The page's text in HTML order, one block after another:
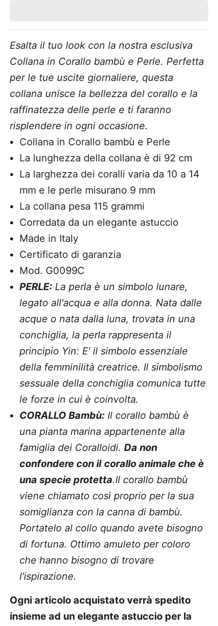
Esalta il tuo look con la nostra esclusiva
Collana in Corallo bambù e Perle. Perfetta
per le tue uscite giornaliere, questa
collana unisce la bellezza del corallo e la
raffinatezza delle perle e ti faranno
risplendere in ogni occasione.
Collana in Corallo bambù e Perle
La lunghezza della collana è di 92 cm
La larghezza dei coralli varia da 10 a 14
mm e le perle misurano 9 mm
La collana pesa 115 grammi
Corredata da un elegante astuccio
Made in Italy
Certificato di garanzia
Mod. G0099C
PERLE: La perla è un simbolo lunare,
legato all'acqua e alla donna. Nata dalle
acque o nata dalla luna, trovata in una
conchiglia, la perla rappresenta il
principio Yin: E' il simbolo essenziale
della femminilità creatrice. Il simbolismo
sessuale della conchiglia comunica tutte
le forze in cui è coinvolta.
CORALLO Bambù: Il corallo bambù è
una pianta marina appartenente alla
famiglia dei Coralloidi. Da non
confondere con il corallo animale che è
una specie protetta.Il corallo bambù
viene chiamato così proprio per la sua
somiglianza con la canna di bambù.
Portatelo al collo quando avete bisogno
di fortuna. Ottimo amuleto per coloro
che hanno bisogno di trovare
l'ispirazione.
Ogni articolo acquistato verrà spedito
insieme ad un elegante astuccio per la